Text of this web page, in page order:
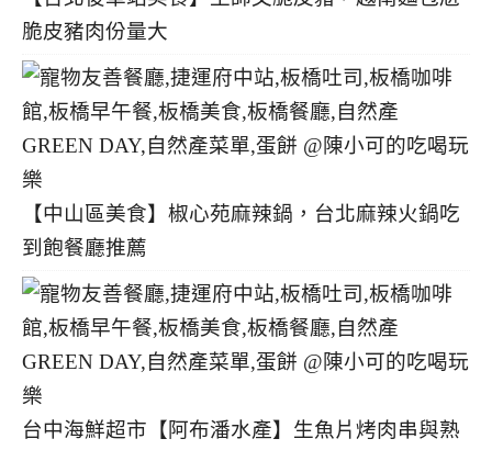
脆皮豬肉份量大
【中山區美食】椒心苑麻辣鍋，台北麻辣火鍋吃
到飽餐廳推薦
台中海鮮超市【阿布潘水產】生魚片烤肉串與熟